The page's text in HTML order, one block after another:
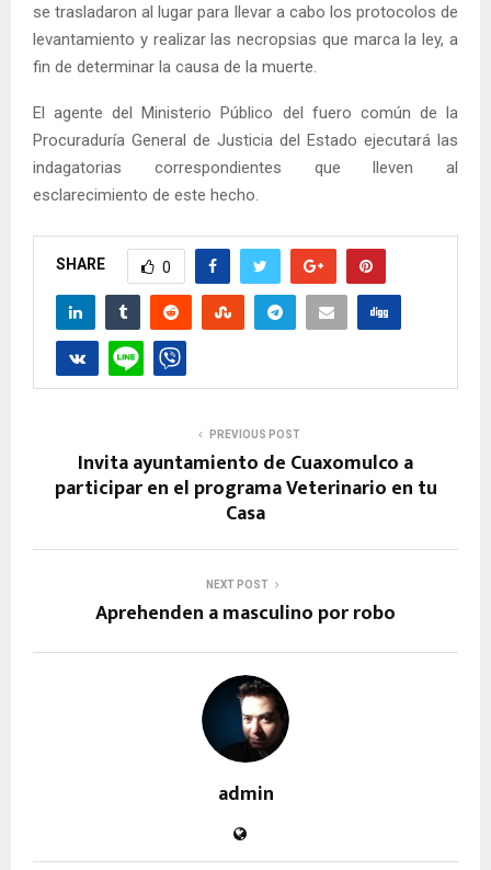
se trasladaron al lugar para llevar a cabo los protocolos de
levantamiento y realizar las necropsias que marca la ley, a
fin de determinar la causa de la muerte.
El agente del Ministerio Público del fuero común de la
Procuraduría General de Justicia del Estado ejecutará las
indagatorias correspondientes que lleven al
esclarecimiento de este hecho.
SHARE 0
PREVIOUS POST
Invita ayuntamiento de Cuaxomulco a
participar en el programa Veterinario en tu
Casa
NEXT POST
Aprehenden a masculino por robo
admin